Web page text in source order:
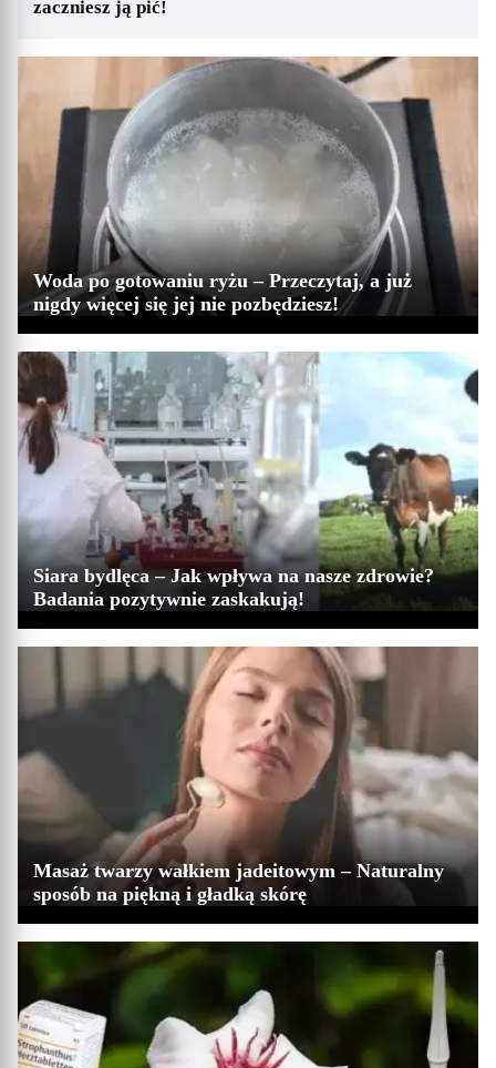
zaczniesz ją pić!
Woda po gotowaniu ryżu – Przeczytaj, a już
nigdy więcej się jej nie pozbędziesz!
Siara bydlęca – Jak wpływa na nasze zdrowie?
Badania pozytywnie zaskakują!
Masaż twarzy wałkiem jadeitowym – Naturalny
sposób na piękną i gładką skórę